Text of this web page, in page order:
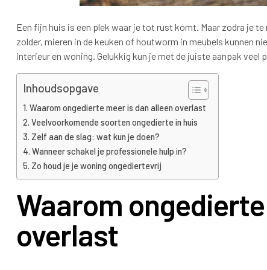
Een fijn huis is een plek waar je tot rust komt. Maar zodra je
zolder, mieren in de keuken of houtworm in meubels kunnen
interieur en woning. Gelukkig kun je met de juiste aanpak
Inhoudsopgave
Waarom ongedierte meer is dan alleen overlast
Veelvoorkomende soorten ongedierte in huis
Zelf aan de slag: wat kun je doen?
Wanneer schakel je professionele hulp in?
Zo houd je je woning ongediertevrij
Waarom
overlast